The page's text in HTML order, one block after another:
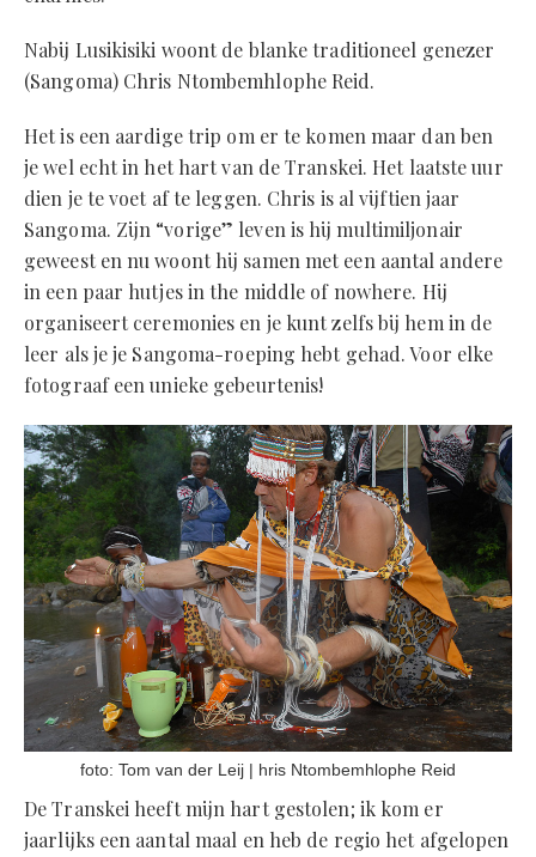
Nabij Lusikisiki woont de blanke traditioneel genezer
(Sangoma) Chris Ntombemhlophe Reid.
Het is een aardige trip om er te komen maar dan ben
je wel echt in het hart van de Transkei. Het laatste uur
dien je te voet af te leggen. Chris is al vijftien jaar
Sangoma. Zijn “vorige” leven is hij multimiljonair
geweest en nu woont hij samen met een aantal andere
in een paar hutjes in the middle of nowhere. Hij
organiseert ceremonies en je kunt zelfs bij hem in de
leer als je je Sangoma-roeping hebt gehad. Voor elke
fotograaf een unieke gebeurtenis!
foto: Tom van der Leij | hris Ntombemhlophe Reid
De Transkei heeft mijn hart gestolen; ik kom er
jaarlijks een aantal maal en heb de regio het afgelopen